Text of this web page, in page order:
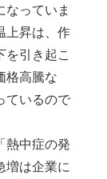
なっていま
上昇は、作
を引き起こ
格高騰な
ているので
熱中症の発
増は企業に